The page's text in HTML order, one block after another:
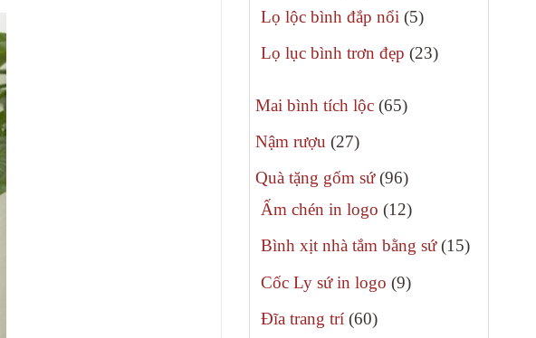
sản
Lọ lộc bình đắp nổi 55
phẩm
Lọ lục bình trơn đẹp 2323
Mai bình tích lộc 6565
Nậm rượu 2727
phẩm
Quà tặng gốm sứ 9696
sản
Ấm chén in logo 1212
phẩm
Bình xịt nhà tắm bằng sứ 1515
Cốc Ly sứ in logo 99
Đĩa trang trí 6060